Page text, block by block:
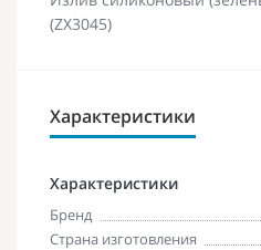
(ZX3045)
Характеристики
Характеристики
Бренд
Страна изготовления